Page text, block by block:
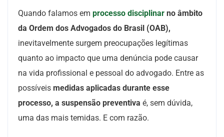
Quando falamos em processo disciplinar no âmbito
da Ordem dos Advogados do Brasil (OAB),
inevitavelmente surgem preocupações legítimas
quanto ao impacto que uma denúncia pode causar
na vida profissional e pessoal do advogado. Entre as
possíveis medidas aplicadas durante esse
processo, a suspensão preventiva é, sem dúvida,
uma das mais temidas. E com razão.